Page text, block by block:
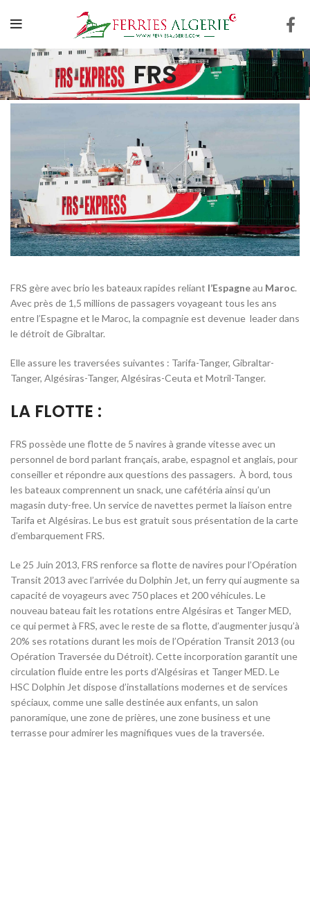
FRS
FRS gère avec brio les bateaux rapides reliant l’Espagneau Maroc.
Avec près de 1,5 millions de passagers voyageant tous les ans
entre l’Espagne et le Maroc, la compagnie est devenue leader dans
le détroit de Gibraltar.
Elle assure les traversées suivantes : Tarifa-Tanger, Gibraltar-
Tanger, Algésiras-Tanger, Algésiras-Ceuta et Motril-Tanger.
LA FLOTTE :
FRS possède une flotte de 5 navires à grande vitesse avec un
personnel de bord parlant français, arabe, espagnol et anglais, pour
conseiller et répondre aux questions des passagers. À bord, tous
les bateaux comprennent un snack, une cafétéria ainsi qu’un
magasin duty-free. Un service de navettes permet la liaison entre
Tarifa et Algésiras. Le bus est gratuit sous présentation de la carte
d’embarquement FRS.
Le 25 Juin 2013, FRS renforce sa flotte de navires pour l’Opération
Transit 2013 avec l’arrivée du Dolphin Jet, un ferry qui augmente sa
capacité de voyageurs avec 750 places et 200 véhicules. Le
nouveau bateau fait les rotations entre Algésiras et Tanger MED,
ce qui permet à FRS, avec le reste de sa flotte, d’augmenter jusqu’à
20% ses rotations durant les mois de l’Opération Transit 2013 (ou
Opération Traversée du Détroit). Cette incorporation garantit une
circulation fluide entre les ports d’Algésiras et Tanger MED. Le
HSC Dolphin Jet dispose d’installations modernes et de services
spéciaux, comme une salle destinée aux enfants, un salon
panoramique, une zone de prières, une zone business et une
terrasse pour admirer les magnifiques vues de la traversée.